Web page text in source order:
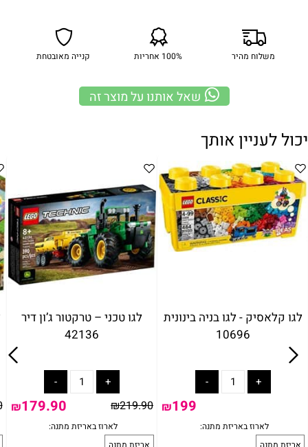
משלוח מהיר 100% אחריות קנייה מאובטחת
שאל אותנו על מוצר זה
יכול לעניין אותך
לגו טכני – טרקטור ג’ון דיר
42136
₪219.90
₪179.90
לגו קלאסיק - לגו בניה בינונית
10696
₪199